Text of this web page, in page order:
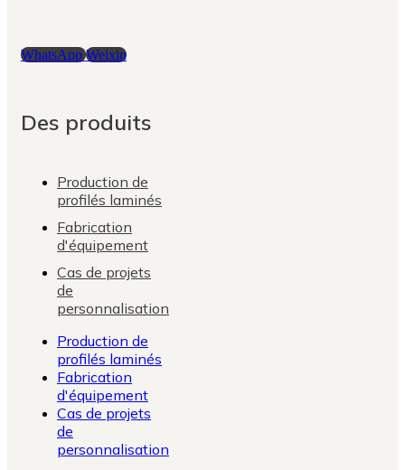
WhatsApp Weixin
Des produits
Production de
profilés laminés
Fabrication
d'équipement
Cas de projets
de
personnalisation
Production de
profilés laminés
Fabrication
d'équipement
Cas de projets
de
personnalisation